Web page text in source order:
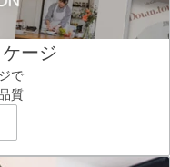
ージ
で
質